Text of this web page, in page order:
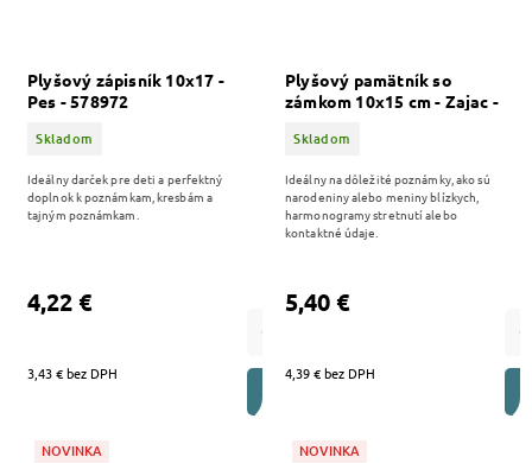
Plyšový zápisník 10x17 -
Pes - 578972
Skladom
3,43 € bez DPH
4,22 €
Ideálny darček pre deti a perfektný
doplnok k poznámkam, kresbám a
tajným poznámkam.
Plyšový pamätník so
zámkom 10x15 cm - Zajac -
Skladom
4,39 € bez DPH
5,40 €
Ideálny na dôležité poznámky, ako sú
narodeniny alebo meniny blízkych,
harmonogramy stretnutí alebo
kontaktné údaje.
NOVINKA NOVINKA